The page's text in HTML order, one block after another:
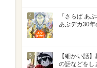
4
「さらば あ
あぶデカ30年
5
【細かい話
の話などをし